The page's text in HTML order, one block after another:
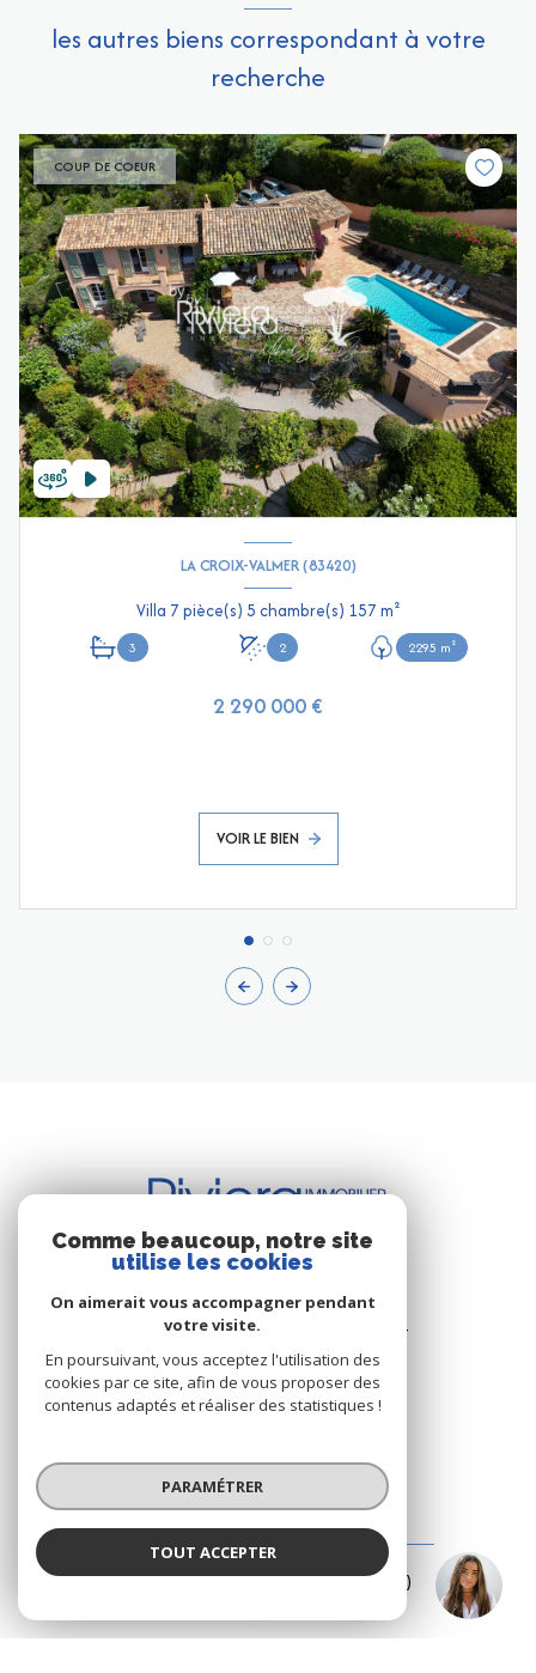
Emma STEFANIDES
les autres biens correspondant à votre
recherche
COUP DE COEUR
LA CROIX-VALMER (83420)
Villa 7 pièce(s) 5 chambre(s) 157 m²
3 2 2295 m²
2 290 000 €
VOIR LE BIEN
BUREAU DE CAVALAIRE
Les Résidence du Port - Rue du Port
83240 Cavalaire-sur-Mer
+33.(0)4.94.64.66.53
+33.(0)6.03.00.02.28
riviera.immobilier@wanadoo.fr
BUREAU DE LA CROIX-VALMER
187 Rue Louis Martin ( Rue centrale )
+33.(0)4.94.79.59.18
Comme beaucoup, notre site
utilise les cookies
On aimerait vous accompagner pendant
votre visite.
En poursuivant, vous acceptez l'utilisation des
cookies par ce site, afin de vous proposer des
contenus adaptés et réaliser des statistiques !
PARAMÉTRER
TOUT ACCEPTER